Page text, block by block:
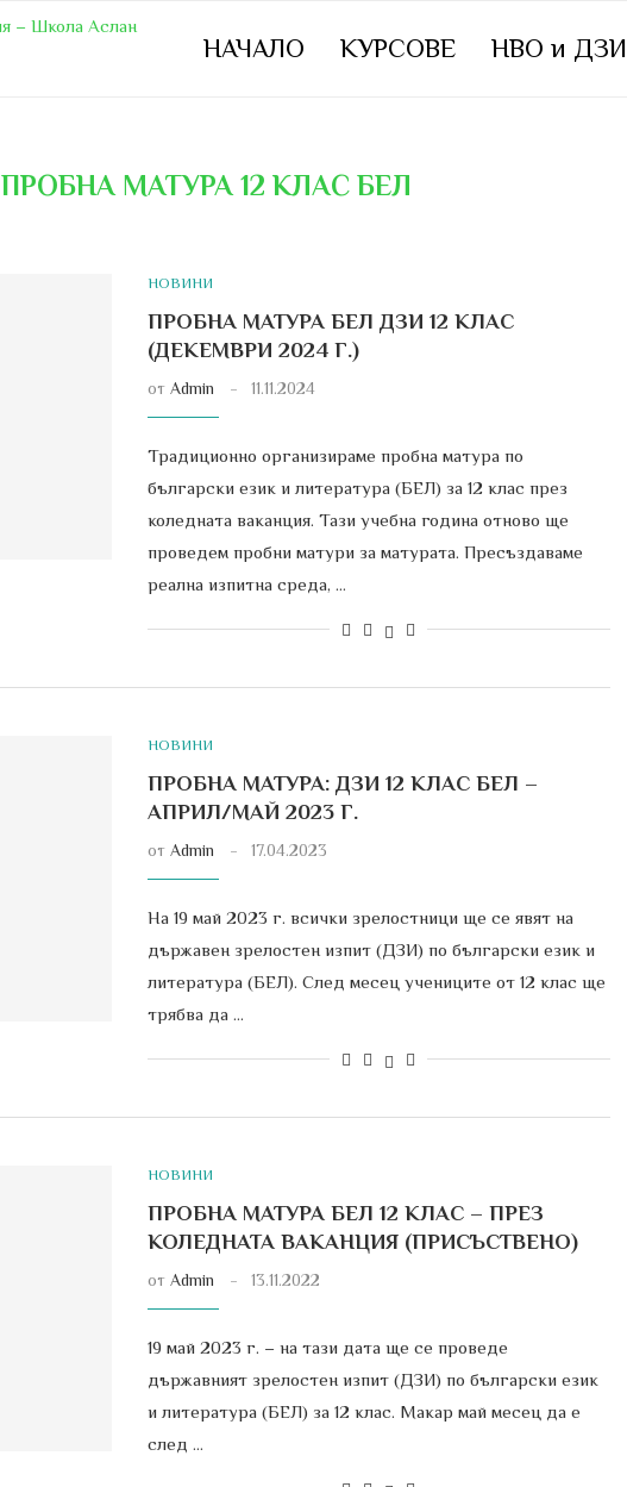
НАЧАЛО КУРСОВЕ НВО и ДЗИ
ПРОБНА МАТУРА 12 КЛАС БЕЛ
НОВИНИ
ПРОБНА МАТУРА БЕЛ ДЗИ 12 КЛАС
(ДЕКЕМВРИ 2024 Г.)
от Admin 11.11.2024
Традиционно организираме пробна матура по
български език и литература (БЕЛ) за 12 клас през
коледната ваканция. Тази учебна година отново ще
проведем пробни матури за матурата. Пресъздаваме
реална изпитна среда, …
НОВИНИ
ПРОБНА МАТУРА: ДЗИ 12 КЛАС БЕЛ –
АПРИЛ/МАЙ 2023 Г.
от Admin 17.04.2023
На 19 май 2023 г. всички зрелостници ще се явят на
държавен зрелостен изпит (ДЗИ) по български език и
литература (БЕЛ). След месец учениците от 12 клас ще
трябва да …
НОВИНИ
ПРОБНА МАТУРА БЕЛ 12 КЛАС – ПРЕЗ
КОЛЕДНАТА ВАКАНЦИЯ (ПРИСЪСТВЕНО)
от Admin 13.11.2022
19 май 2023 г. – на тази дата ще се проведе
държавният зрелостен изпит (ДЗИ) по български език
и литература (БЕЛ) за 12 клас. Макар май месец да е
след …